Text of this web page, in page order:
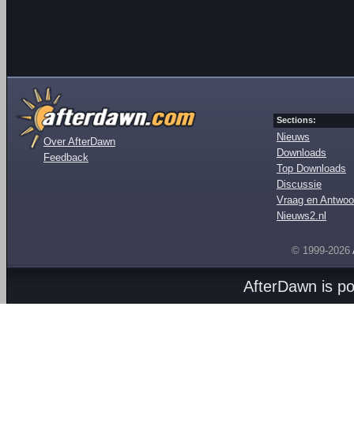
Over AfterDawn
Feedback
Sections:
Nieuws
Downloads
Top Downloads
Discussie
Vraag en
Nieuws2.nl
© 1999-2026
AfterDawn is